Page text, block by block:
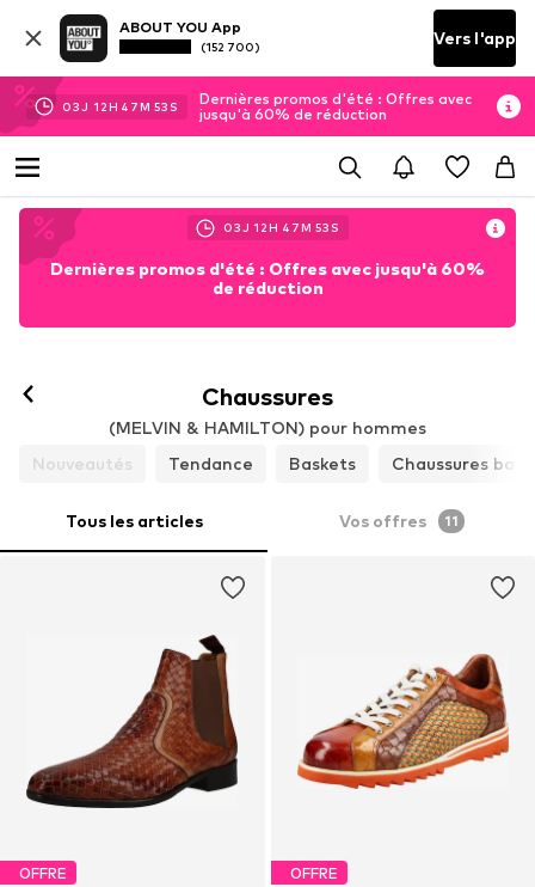
ABOUT YOU App
(152 700) Vers l'app
03J 12H 47M 52 S
Dernières promos d'été : Offres avec
jusqu'à 60% de réduction
03J 12H 47M 52 S
Dernières promos d'été : Offres avec jusqu'à 60%
de réduction
Chaussures
(MELVIN & HAMILTON) pour hommes
Nouveautés
Tendance Baskets Chaussures
Tous les articles Vos offres 11
OFFRE OFFRE